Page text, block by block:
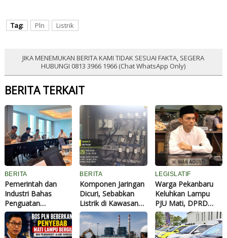
Tag: Pln Listrik
JIKA MENEMUKAN BERITA KAMI TIDAK SESUAI FAKTA, SEGERA
HUBUNGI 0813 3966 1966 (Chat WhatsApp Only)
BERITA TERKAIT
BERITA
Pemerintah dan
Industri Bahas
Penguatan
Ekosistem
Kendaraan Listrik
Nasional
BERITA
Komponen Jaringan
Dicuri, Sebabkan
Listrik di Kawasan
Panam Sempat
Padam
LEGISLATIF
Warga Pekanbaru
Keluhkan Lampu
PJU Mati, DPRD
Minta PLN dan
Dishub Segera
Carikan Solusi